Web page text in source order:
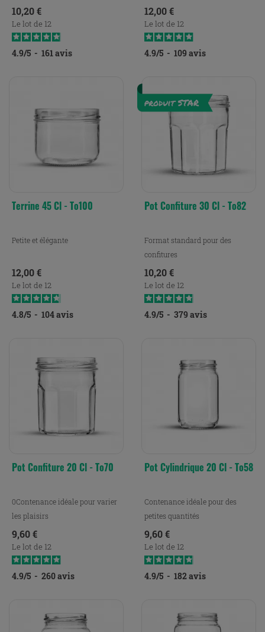
Prix
10,20 €
Le lot de 12
4.9/5 - 161avis
Prix
12,00 €
Le lot de 12
4.9/5 - 109 avis
Terrine 45 Cl - To100
Petite et élégante
Prix
12,00 €
Le lot de 12
4.8/5 - 104avis
Pot Confiture 30 Cl - To82
Format standard pour des
confitures
Prix
10,20 €
Le lot de 12
4.9/5 - 379 avis
Pot Confiture 20 Cl - To70
0Contenance idéale pour varier
les plaisirs
Prix
9,60 €
Le lot de 12
4.9/5 - 260avis
Pot Cylindrique 20 Cl - To58
Contenance idéale pour des
petites quantités
Prix
9,60 €
Le lot de 12
4.9/5 - 182avis